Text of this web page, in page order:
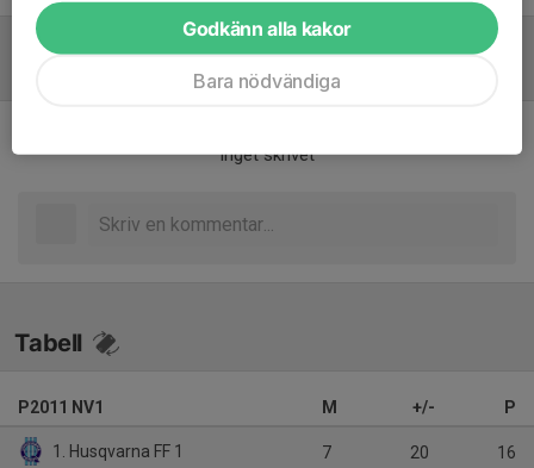
Inget skrivet
Tabell
P2011 NV1 M +/- P
1. Husqvarna FF 1 7 20 16
Godkänn alla kakor
Bara nödvändiga